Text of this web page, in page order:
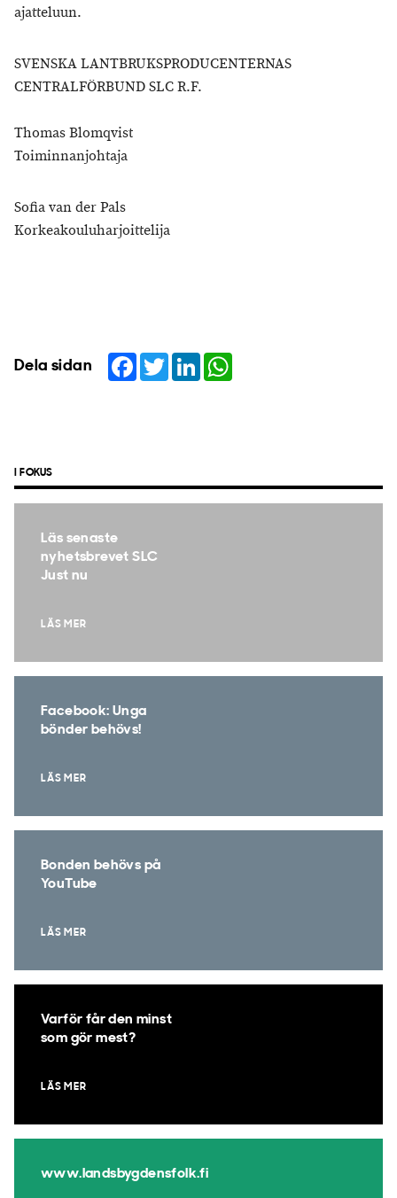
ajatteluun.
SVENSKA LANTBRUKSPRODUCENTERNAS
CENTRALFÖRBUND SLC R.F.
Thomas Blomqvist
Toiminnanjohtaja
Sofia van der Pals
Korkeakouluharjoittelija
Dela sidan Facebook
TwitterLinkedIn
I FOKUS
Läs senaste
nyhetsbrevet SLC
Just nu
LÄS MER
Facebook: Unga
bönder behövs!
LÄS MER
Bonden behövs på
YouTube
LÄS MER
Varför får den minst
som gör mest?
LÄS MER
www.landsbygdensfolk.fi